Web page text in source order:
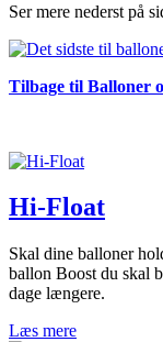
Ser mere nederst på
Tilbage til Balloner
Hi-Float
Skal dine balloner
ballon Boost du skal
dage længere.
Læs mere